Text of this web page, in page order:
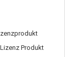
Produkt